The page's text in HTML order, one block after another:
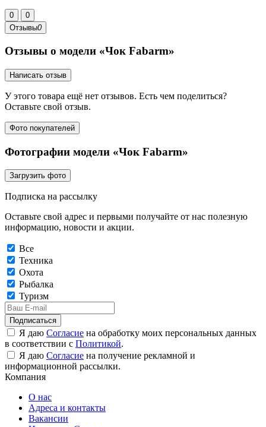
0
0
Отзывы0
Отзывы о модели «Чок Fabarm»
Написать отзыв
У этого товара ещё нет отзывов. Есть чем поделиться?
Оставьте свой отзыв.
Фото покупателей
Фотографии модели «Чок Fabarm»
Загрузить фото
Подписка на рассылку
Оставьте свой адрес и первыми получайте от нас полезную
информацию, новости и акции.
Все
Техника
Охота
Рыбалка
Туризм
Подписаться
Я даю Согласие на обработку моих персональных данных
в соответствии с Политикой.
Я даю Согласие на получение рекламной и
информационной рассылки.
Компания
О нас
Адреса и контакты
Вакансии